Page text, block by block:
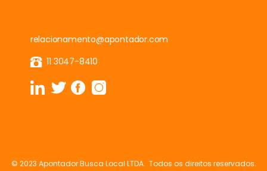
relacionamento@apontador.com
11 3047-8410
© 2023 Apontador Busca Local LTDA. Todos os direitos reservados.